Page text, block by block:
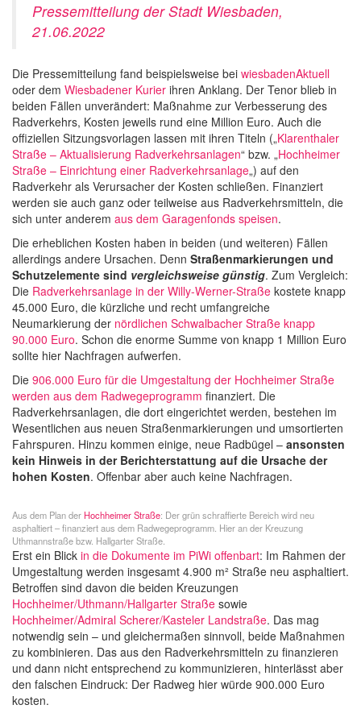
Pressemitteilung der Stadt Wiesbaden,
21.06.2022
Die Pressemitteilung fand beispielsweise bei wiesbadenAktuell
oder dem Wiesbadener Kurier ihren Anklang. Der Tenor blieb in
beiden Fällen unverändert: Maßnahme zur Verbesserung des
Radverkehrs, Kosten jeweils rund eine Million Euro. Auch die
offiziellen Sitzungsvorlagen lassen mit ihren Titeln („Klarenthaler
Straße – Aktualisierung Radverkehrsanlagen“ bzw. „Hochheimer
Straße – Einrichtung einer Radverkehrsanlage„) auf den
Radverkehr als Verursacher der Kosten schließen. Finanziert
werden sie auch ganz oder teilweise aus Radverkehrsmitteln, die
sich unter anderem aus dem Garagenfonds speisen.
Die erheblichen Kosten haben in beiden (und weiteren) Fällen
allerdings andere Ursachen. Denn Straßenmarkierungen und
Schutzelemente sind vergleichsweise günstig. Zum Vergleich:
Die Radverkehrsanlage in der Willy-Werner-Straße kostete knapp
45.000 Euro, die kürzliche und recht umfangreiche
Neumarkierung der nördlichen Schwalbacher Straße knapp
90.000 Euro. Schon die enorme Summe von knapp 1 Million Euro
sollte hier Nachfragen aufwerfen.
Die 906.000 Euro für die Umgestaltung der Hochheimer Straße
werden aus dem Radwegeprogramm finanziert. Die
Radverkehrsanlagen, die dort eingerichtet werden, bestehen im
Wesentlichen aus neuen Straßenmarkierungen und umsortierten
Fahrspuren. Hinzu kommen einige, neue Radbügel – ansonsten
kein Hinweis in der Berichterstattung auf die Ursache der
hohen Kosten. Offenbar aber auch keine Nachfragen.
Aus dem Plan der Hochheimer Straße: Der grün schraffierte Bereich wird neu
asphaltiert – finanziert aus dem Radwegeprogramm. Hier an der Kreuzung
Uthmannstraße bzw. Hallgarter Straße.
Erst ein Blick in die Dokumente im PiWi offenbart: Im Rahmen der
Umgestaltung werden insgesamt 4.900 m² Straße neu asphaltiert.
Betroffen sind davon die beiden Kreuzungen
Hochheimer/Uthmann/Hallgarter Straße sowie
Hochheimer/Admiral Scherer/Kasteler Landstraße. Das mag
notwendig sein – und gleichermaßen sinnvoll, beide Maßnahmen
zu kombinieren. Das aus den Radverkehrsmitteln zu finanzieren
und dann nicht entsprechend zu kommunizieren, hinterlässt aber
den falschen Eindruck: Der Radweg hier würde 900.000 Euro
kosten.